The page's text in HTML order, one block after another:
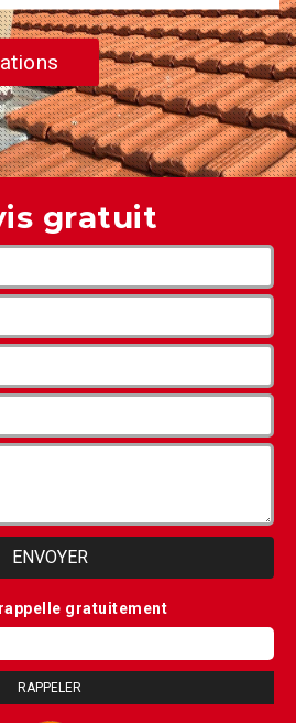
gratuit
gratuitement